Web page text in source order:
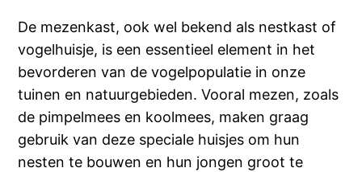
De mezenkast, ook wel bekend als nestkast of
vogelhuisje, is een essentieel element in het
bevorderen van de vogelpopulatie in onze
tuinen en natuurgebieden. Vooral mezen, zoals
de pimpelmees en koolmees, maken graag
gebruik van deze speciale huisjes om hun
nesten te bouwen en hun jongen groot te